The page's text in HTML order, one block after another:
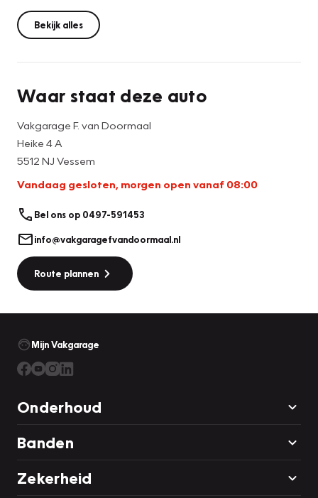
3.850kg voor meer laadvermogen, rijbewijs C1 | betreft
privé verkoop.
Bekijk alles
Waar staat deze auto
Vakgarage F. van Doormaal
Heike 4 A
5512 NJ Vessem
Vandaag gesloten, morgen open vanaf 08:00
Bel ons op 0497-591453
info@vakgaragefvandoormaal.nl
Route plannen
Mijn Vakgarage
Onderhoud
Banden
Zekerheid